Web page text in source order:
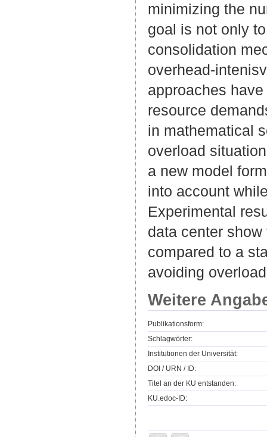
minimizing the
goal is not only
consolidation
overhead-
approaches
resource
in mathematical
overload
a new model
into account
Experimental
data center
compared to a
avoiding
Weitere
Publikationsform:
Schlagwörter:
Institutionen der Universität:
DOI / URN / ID:
Titel an der KU entstanden:
KU.edoc-ID: